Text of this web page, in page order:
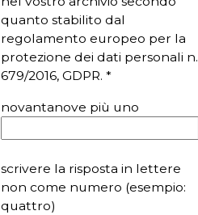
quanto stabilito dal
regolamento europeo per la
protezione dei dati personali n.
679/2016, GDPR. *
novantanove più uno
scrivere la risposta in lettere
non come numero (esempio:
quattro)